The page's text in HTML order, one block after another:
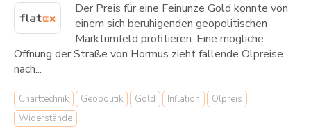
Der Preis für eine Feinunze Gold konnte von
einem sich beruhigenden geopolitischen
Marktumfeld profitieren. Eine mögliche
Öffnung der Straße von Hormus zieht fallende Ölpreise
nach...
Charttechnik Geopolitik Gold Inflation
Ölpreis
Widerstände